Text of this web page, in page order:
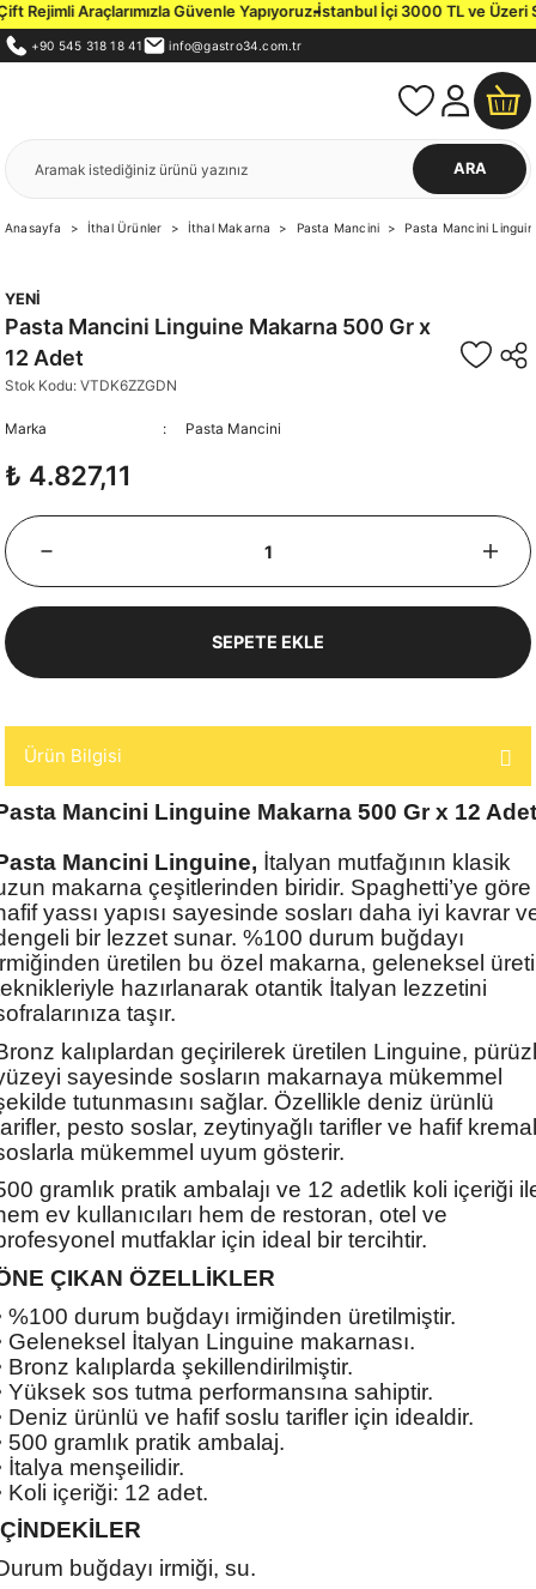
Araçlarımızla Güvenle Yapıyoruz.İstanbul İçi 3000 TL ve Üzeri
+90 545 318 18 41 info@gastro34.com.tr
ARA
Anasayfa İthal Ürünler İthal Makarna Pasta Mancini Pasta Mancini
YENİ
Pasta Mancini Linguine Makarna 500 Gr x
12 Adet
Stok Kodu: VTDK6ZZGDN
Marka Pasta Mancini
₺ 4.827,11
SEPETE EKLE
Ürün Bilgisi
Mancini Linguine Makarna 500 Gr x 12 Adet
Mancini Linguine, İtalyan mutfağının klasik
makarna çeşitlerinden biridir. Spaghetti’ye göre
yassı yapısı sayesinde sosları daha iyi kavrar
bir lezzet sunar. %100 durum buğdayı
üretilen bu özel makarna, geleneksel
hazırlanarak otantik İtalyan lezzetini
taşır.
kalıplardan geçirilerek üretilen Linguine,
sayesinde sosların makarnaya mükemmel
tutunmasını sağlar. Özellikle deniz ürünlü
pesto soslar, zeytinyağlı tarifler ve hafif
mükemmel uyum gösterir.
gramlık pratik ambalajı ve 12 adetlik koli içeriği
ev kullanıcıları hem de restoran, otel ve
mutfaklar için ideal bir tercihtir.
ÇIKAN ÖZELLİKLER
%100 durum buğdayı irmiğinden üretilmiştir.
Geleneksel İtalyan Linguine makarnası.
Bronz kalıplarda şekillendirilmiştir.
Yüksek sos tutma performansına sahiptir.
Deniz ürünlü ve hafif soslu tarifler için idealdir.
500 gramlık pratik ambalaj.
İtalya menşeilidir.
Koli içeriği: 12 adet.
buğdayı irmiği, su.